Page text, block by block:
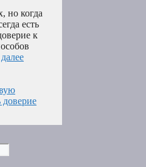
но когда
есть
к
доверие